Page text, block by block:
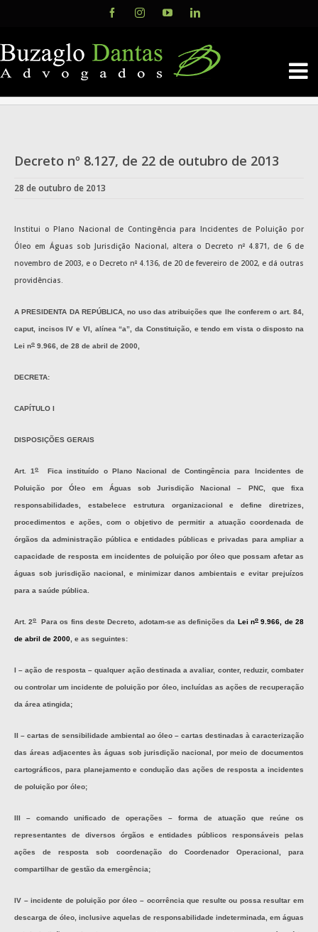
content
FacebookInstagramYouTubeLinkedIn
Decreto nº 8.127, de 22 de outubro de 2013
28 de outubro de 2013
Institui o Plano Nacional de Contingência para Incidentes de Poluição por
Óleo em Águas sob Jurisdição Nacional, altera o Decreto nº4.871, de 6 de
novembro de 2003, e o Decreto nº 4.136, de 20 de fevereiro de 2002, e dá outras
providências.
A PRESIDENTA DA REPÚBLICA, no uso das atribuições que lhe conferem o art. 84,
caput , incisos IV e VI, alínea “a”, da Constituição, e tendo em vista o disposto na
Lei no 9.966, de 28 de abril de 2000,
DECRETA:
CAPÍTULO I
DISPOSIÇÕES GERAIS
Art. 1oFica instituído o Plano Nacional de Contingência para Incidentes de
Poluição por Óleo em Águas sob Jurisdição Nacional – PNC, que fixa
responsabilidades, estabelece estrutura organizacional e define diretrizes,
procedimentos e ações, com o objetivo de permitir a atuação coordenada de
órgãos da administração pública e entidades públicas e privadas para ampliar a
capacidade de resposta em incidentes de poluição por óleo que possam afetar as
águas sob jurisdição nacional, e minimizar danos ambientais e evitar prejuízos
para a saúde pública.
Art. 2oPara os fins deste Decreto, adotam-se as definições da Lei no 9.966, de 28
de abril de 2000 , e as seguintes:
I – ação de resposta – qualquer ação destinada a avaliar, conter, reduzir, combater
ou controlar um incidente de poluição por óleo, incluídas as ações de recuperação
da área atingida;
II – cartas de sensibilidade ambiental ao óleo – cartas destinadas à caracterização
das áreas adjacentes às águas sob jurisdição nacional, por meio de documentos
cartográficos, para planejamento e condução das ações de resposta a incidentes
de poluição por óleo;
III – comando unificado de operações – forma de atuação que reúne os
representantes de diversos órgãos e entidades públicos responsáveis pelas
ações de resposta sob coordenação do Coordenador Operacional, para
compartilhar de gestão da emergência;
IV – incidente de poluição por óleo – ocorrência que resulte ou possa resultar em
descarga de óleo, inclusive aquelas de responsabilidade indeterminada, em águas